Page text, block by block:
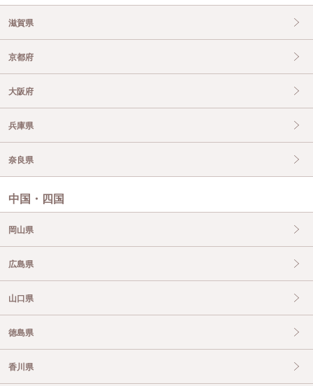
滋賀県
京都府
大阪府
兵庫県
奈良県
中国・四国
岡山県
広島県
山口県
徳島県
香川県